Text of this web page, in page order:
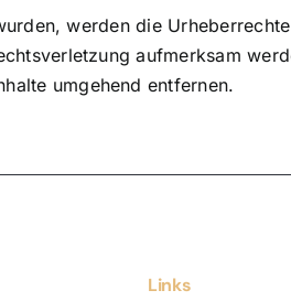
werden die
aufmerksam
umgehend entfernen.
Links